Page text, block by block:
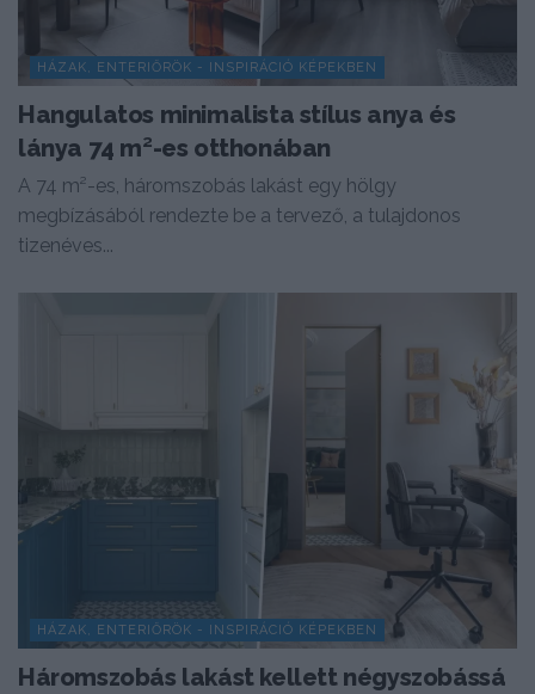
HÁZAK, ENTERIŐRÖK - INSPIRÁCIÓ KÉPEKBEN
Hangulatos minimalista stílus anya és
lánya 74 m²-es otthonában
A 74 m²-es, háromszobás lakást egy hölgy
megbízásából rendezte be a tervező, a tulajdonos
tizenéves...
HÁZAK, ENTERIŐRÖK - INSPIRÁCIÓ KÉPEKBEN
Háromszobás lakást kellett négyszobássá